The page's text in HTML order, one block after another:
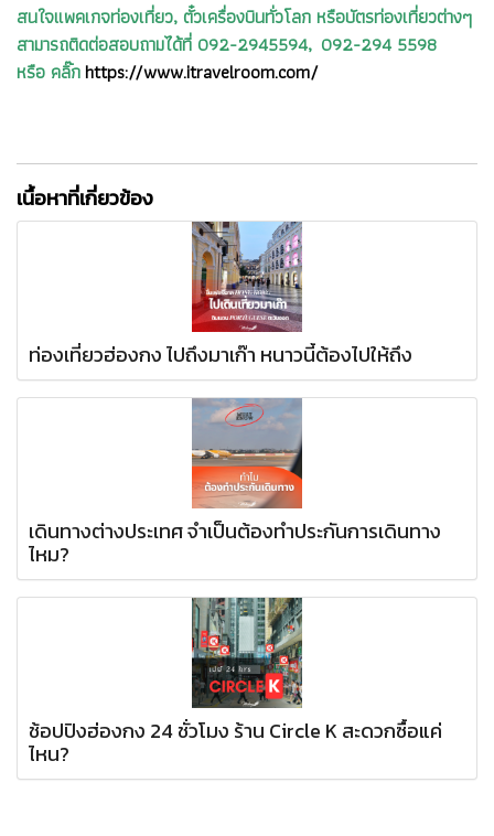
สนใจแพคเกจท่องเที่ยว, ตั๋วเครื่องบินทั่วโลก หรือบัตรท่องเที่ยวต่างๆ
สามารถติดต่อสอบถามได้ที่ 092-2945594, 092-294 5598
หรือ คลิ๊กhttps://www.itravelroom.com/
เนื้อหาที่เกี่ยวข้อง
ท่องเที่ยวฮ่องกง ไปถึงมาเก๊า หนาวนี้ต้องไปให้ถึง
เดินทางต่างประเทศ จำเป็นต้องทำประกันการเดินทาง
ไหม?
ช้อปปิงฮ่องกง 24 ชั่วโมง ร้าน Circle K สะดวกซื้อแค่
ไหน?